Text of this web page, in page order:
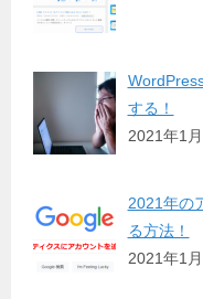
する！
2021年1
2021年の
る方法！
2021年1